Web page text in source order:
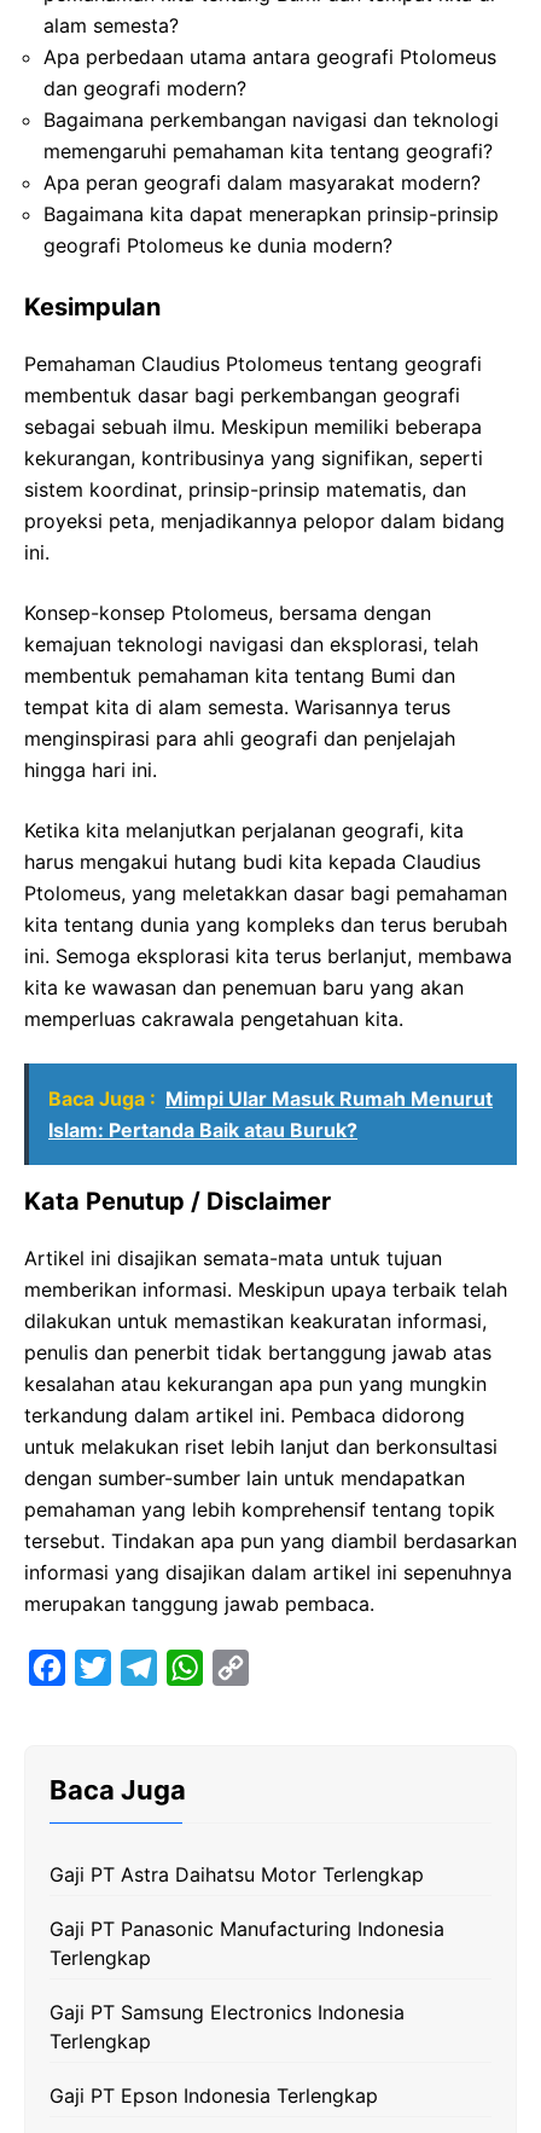
alam semesta?
Apa perbedaan utama antara geografi Ptolomeus
dan geografi modern?
Bagaimana perkembangan navigasi dan teknologi
memengaruhi pemahaman kita tentang geografi?
Apa peran geografi dalam masyarakat modern?
Bagaimana kita dapat menerapkan prinsip-prinsip
geografi Ptolomeus ke dunia modern?
Kesimpulan
Pemahaman Claudius Ptolomeus tentang geografi
membentuk dasar bagi perkembangan geografi
sebagai sebuah ilmu. Meskipun memiliki beberapa
kekurangan, kontribusinya yang signifikan, seperti
sistem koordinat, prinsip-prinsip matematis, dan
proyeksi peta, menjadikannya pelopor dalam bidang
ini.
Konsep-konsep Ptolomeus, bersama dengan
kemajuan teknologi navigasi dan eksplorasi, telah
membentuk pemahaman kita tentang Bumi dan
tempat kita di alam semesta. Warisannya terus
menginspirasi para ahli geografi dan penjelajah
hingga hari ini.
Ketika kita melanjutkan perjalanan geografi, kita
harus mengakui hutang budi kita kepada Claudius
Ptolomeus, yang meletakkan dasar bagi pemahaman
kita tentang dunia yang kompleks dan terus berubah
ini. Semoga eksplorasi kita terus berlanjut, membawa
kita ke wawasan dan penemuan baru yang akan
memperluas cakrawala pengetahuan kita.
Baca Juga : Mimpi Ular Masuk Rumah Menurut
Islam: Pertanda Baik atau Buruk?
Kata Penutup / Disclaimer
Artikel ini disajikan semata-mata untuk tujuan
memberikan informasi. Meskipun upaya terbaik telah
dilakukan untuk memastikan keakuratan informasi,
penulis dan penerbit tidak bertanggung jawab atas
kesalahan atau kekurangan apa pun yang mungkin
terkandung dalam artikel ini. Pembaca didorong
untuk melakukan riset lebih lanjut dan berkonsultasi
dengan sumber-sumber lain untuk mendapatkan
pemahaman yang lebih komprehensif tentang topik
tersebut. Tindakan apa pun yang diambil berdasarkan
informasi yang disajikan dalam artikel ini sepenuhnya
merupakan tanggung jawab pembaca.
o
k
g
a
m
W
p
p
n
k
Baca Juga
Gaji PT Astra Daihatsu Motor Terlengkap
Gaji PT Panasonic Manufacturing Indonesia
Terlengkap
Gaji PT Samsung Electronics Indonesia
Terlengkap
Gaji PT Epson Indonesia Terlengkap